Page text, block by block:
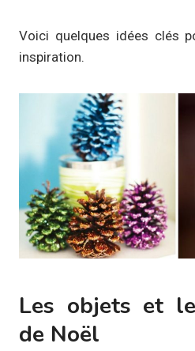
Voici quelques idées clés
inspiration.
Les objets et
de Noël